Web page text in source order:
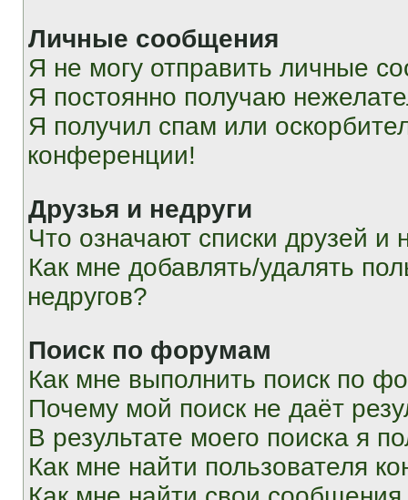
Личные сообщения
Я не могу отправить личные
Я постоянно получаю
Я получил спам или
конференции!
Друзья и недруги
Что означают списки друзей и
Как мне добавлять/удалять
недругов?
Поиск по форумам
Как мне выполнить поиск по
Почему мой поиск не даёт
В результате моего поиска я
Как мне найти пользователя